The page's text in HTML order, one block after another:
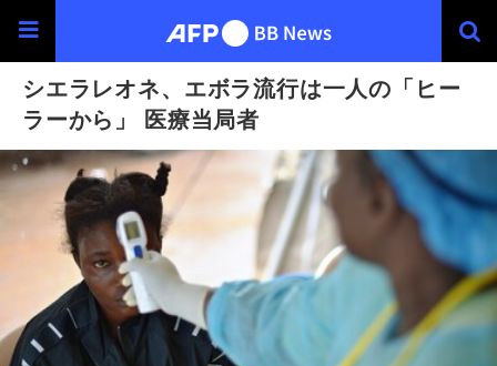
シエラレオネ、エボラ流行は一人の「ヒー
ラーから」 医療当局者